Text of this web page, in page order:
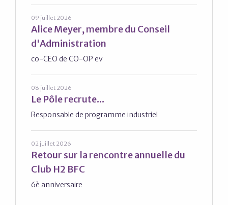
09 juillet 2026
Alice Meyer, membre du Conseil
d'Administration
co-CEO de CO-OP ev
08 juillet 2026
Le Pôle recrute...
Responsable de programme industriel
02 juillet 2026
Retour sur la rencontre annuelle du
Club H2 BFC
6è anniversaire